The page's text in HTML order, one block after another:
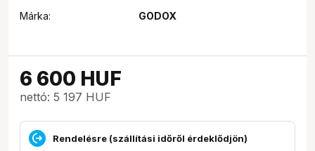
Márka:
GODOX
6 600 HUF
nettó: 5 197 HUF
Rendelésre (szállítási időről érdeklődjön)